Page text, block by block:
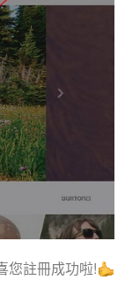
您註冊成功啦!